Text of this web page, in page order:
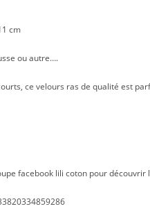
cm
ou autre….
ce velours ras de qualité est
facebook lili coton pour